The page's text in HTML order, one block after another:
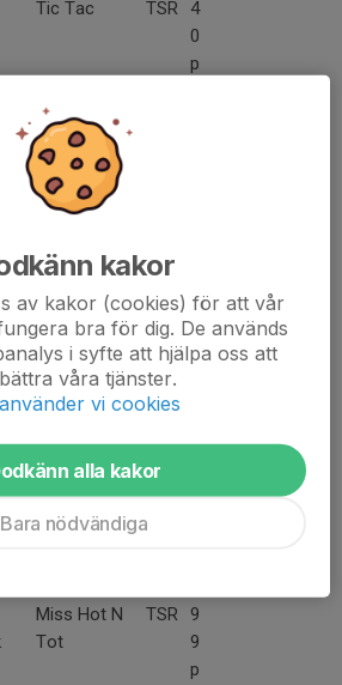
Tic Tac TSR
4
0
p
Bullergårde
TSR
6
Monte
Christo SB
TSR 1
Miss Hot N
Tot
TSR 9
9
p
kakor
av kakor (cookies) för att vår
bra för dig. De används
i syfte att hjälpa oss att
våra tjänster.
vi cookies
alla kakor
Bara nödvändiga